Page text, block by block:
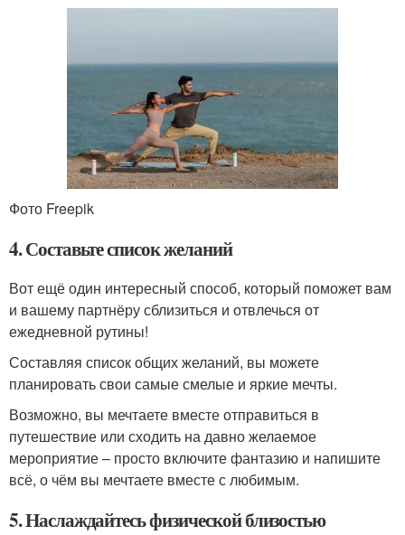
Фото Freepik
4. Составьте список желаний
Вот ещё один интересный способ, который поможет вам
и вашему партнёру сблизиться и отвлечься от
ежедневной рутины!
Составляя список общих желаний, вы можете
планировать свои самые смелые и яркие мечты.
Возможно, вы мечтаете вместе отправиться в
путешествие или сходить на давно желаемое
мероприятие – просто включите фантазию и напишите
всё, о чём вы мечтаете вместе с любимым.
5. Наслаждайтесь физической близостью